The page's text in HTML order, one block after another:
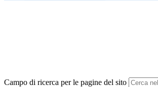
Campo di ricerca per le pagine del sito